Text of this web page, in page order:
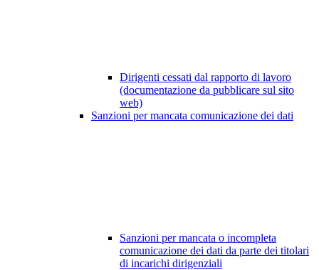
Dirigenti cessati dal rapporto di lavoro
(documentazione da pubblicare sul sito
web)
Sanzioni per mancata comunicazione dei dati
Sanzioni per mancata o incompleta
comunicazione dei dati da parte dei titolari
di incarichi dirigenziali